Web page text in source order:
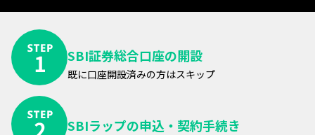
SBI証券総合口座の開設
既に口座開設済みの方はスキップ
SBIラップの申込・契約手続き